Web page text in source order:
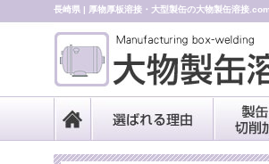
長崎県 | 厚物厚板溶接・大型製缶の大物製缶溶接.com